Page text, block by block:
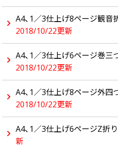
A4、1／3仕上げ8ページ観
2018/10/22更新
A4、1／3仕上げ6ページ巻
2018/10/22更新
A4、1／3仕上げ8ページ外
2018/10/22更新
A4、1／3仕上げ6ページZ折
新